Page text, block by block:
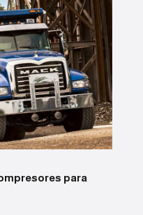
para